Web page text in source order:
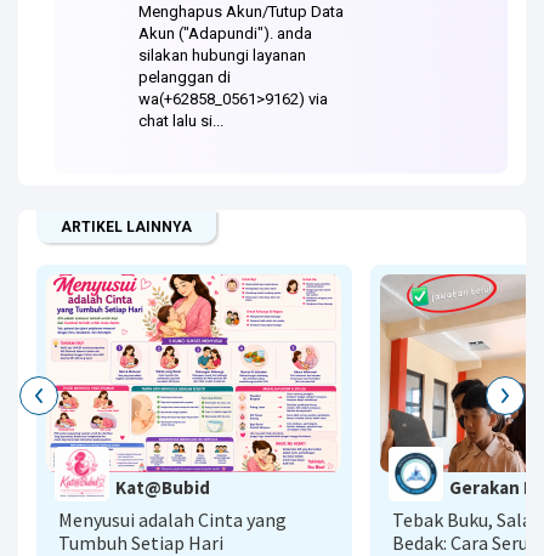
Menghapus Akun/Tutup Data
Akun ("Adapundi"). anda
silakan hubungi layanan
pelanggan di
wa(+62858_0561>9162) via
chat lalu si...
ARTIKEL LAINNYA
Kat@Bubid
Menyusui adalah Cinta yang
Tumbuh Setiap Hari
Gerakan
Tebak Buku,
Bedak: Cara Seru